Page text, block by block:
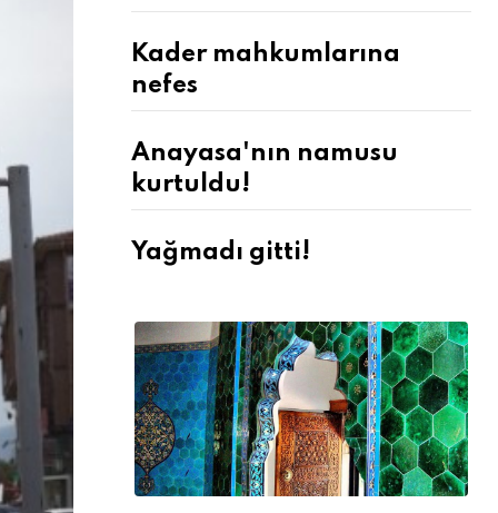
Kader mahkumlarına
nefes
Anayasa'nın namusu
kurtuldu!
Yağmadı gitti!